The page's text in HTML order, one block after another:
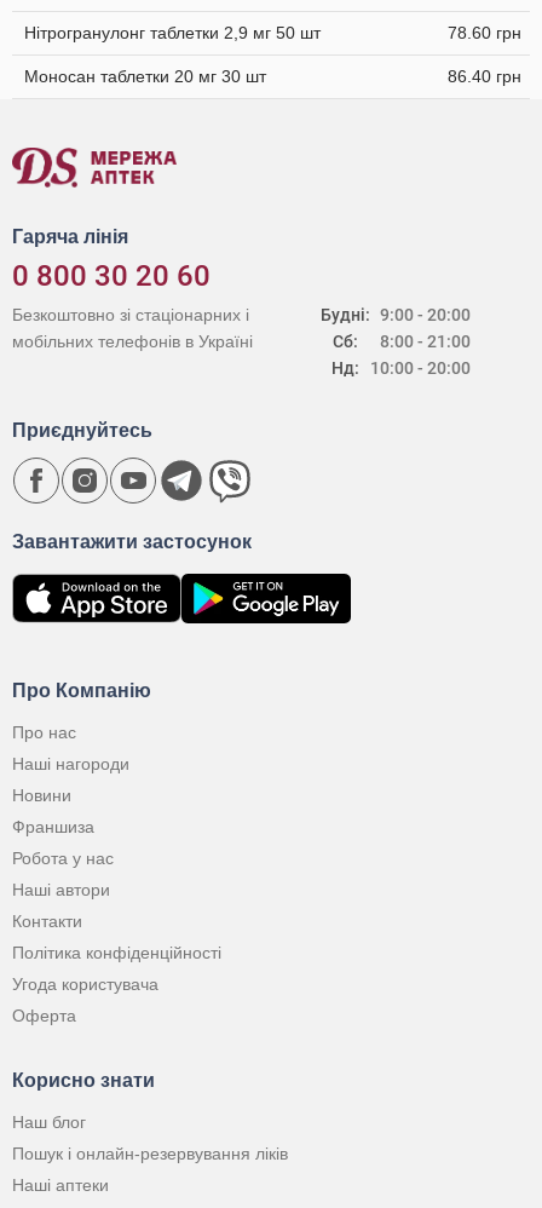
Нітрогранулонг таблетки 2,9 мг 50 шт 78.60 грн
Моносан таблетки 20 мг 30 шт 86.40 грн
Гаряча лінія
0 800 30 20 60
Будні:
Сб:
Нд:
9:00 - 20:00
8:00 - 21:00
10:00 - 20:00
Безкоштовно зі стаціонарних і
мобільних телефонів в Україні
Про Компанію
Про нас
Наші нагороди
Новини
Франшиза
Робота у нас
Наші автори
Контакти
Політика конфіденційності
Угода користувача
Оферта
Корисно знати
Наш блог
Пошук і онлайн-резервування ліків
Наші аптеки
Завантажити застосунок
Приєднуйтесь